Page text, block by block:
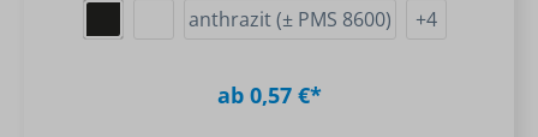
anthrazit (± PMS 8600) +4
ab 0,57 €*